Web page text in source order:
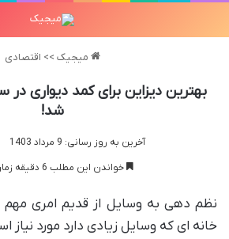
میجیک >> اقتصادی
شد!
آخرین به روز رسانی: 9 مرداد 1403
خواندن این مطلب 6 دقیقه زمان میبرد
نظم دهی به وسایل از قدیم امری
خانه ای که وسایل زیادی دارد مورد